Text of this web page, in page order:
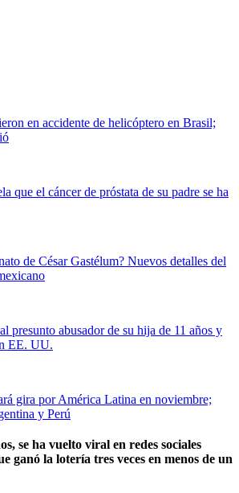
en accidente de helicóptero en Brasil;
que el cáncer de próstata de su padre se ha
de César Gastélum? Nuevos detalles del
presunto abusador de su hija de 11 años y
EE. UU.
gira por América Latina en noviembre;
y Perú
se ha vuelto viral en redes sociales
ganó la lotería tres veces en menos de un